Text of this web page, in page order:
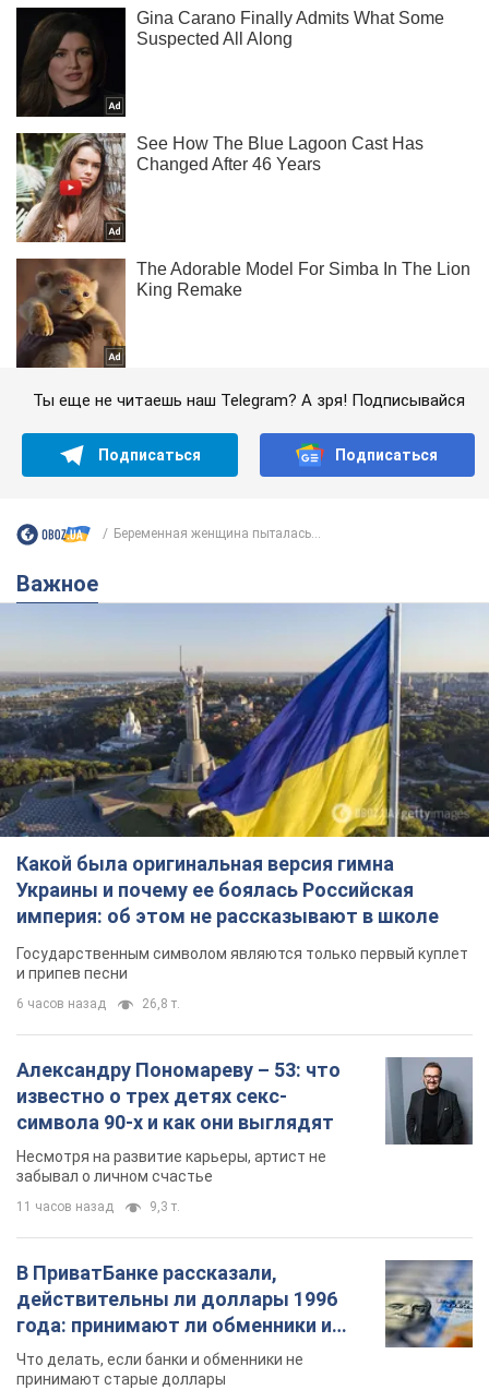
Ты еще не читаешь наш Telegram? А зря! Подписывайся
Подписаться Подписаться
Беременная женщина пыталась...
Важное
Какой была оригинальная версия гимна
Украины и почему ее боялась Российская
империя: об этом не рассказывают в школе
Государственным символом являются только первый куплет
и припев песни
6 часов назад 26,8 т.
Александру Пономареву – 53: что
известно о трех детях секс-
символа 90-х и как они выглядят
Несмотря на развитие карьеры, артист не
забывал о личном счастье
11 часов назад 9,3 т.
В ПриватБанке рассказали,
действительны ли доллары 1996
года: принимают ли обменники и
банки такие купюры
Что делать, если банки и обменники не
принимают старые доллары